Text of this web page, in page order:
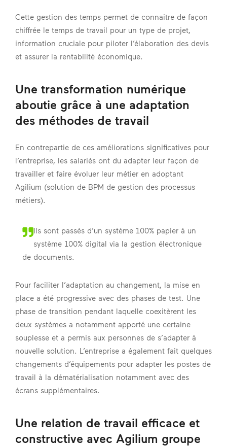
Cette gestion des temps permet de connaitre de façon
chiffrée le temps de travail pour un type de projet,
information cruciale pour piloter l’élaboration des devis
et assurer la rentabilité économique.
Une transformation numérique
aboutie grâce à une adaptation
des méthodes de travail
En contrepartie de ces améliorations significatives pour
l’entreprise, les salariés ont du adapter leur façon de
travailler et faire évoluer leur métier en adoptant
Agilium (solution de BPM de gestion des processus
métiers).
Ils sont passés d’un système 100% papier à un
système 100% digital via la gestion électronique
de documents.
Pour faciliter l’adaptation au changement, la mise en
place a été progressive avec des phases de test. Une
phase de transition pendant laquelle coexitèrent les
deux systèmes a notamment apporté une certaine
souplesse et a permis aux personnes de s’adapter à
nouvelle solution. L’entreprise a également fait quelques
changements d’équipements pour adapter les postes de
travail à la dématérialisation notamment avec des
écrans supplémentaires.
Une relation de travail efficace et
constructive avec Agilium groupe